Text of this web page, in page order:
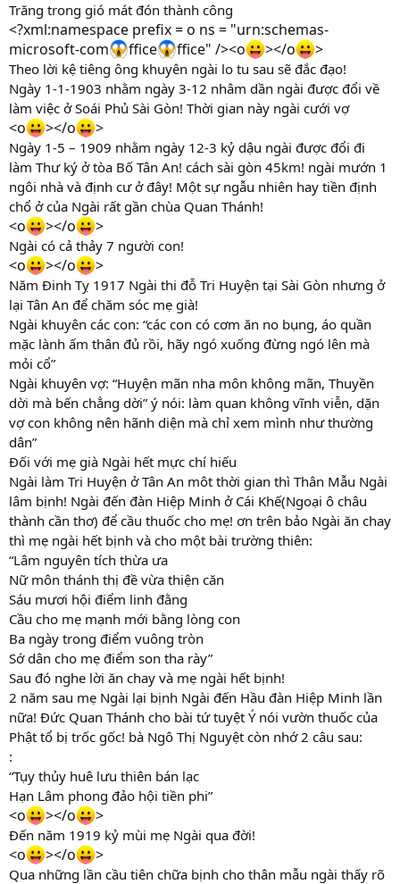
Trăng trong gió mát đón thành công
<?xml:namespace prefix = o ns = "urn:schemas-
microsoft-com
ffice ffice" /><o ></o >
Theo lời kệ tiêng ông khuyên ngài lo tu sau sẽ đắc đạo!
Ngày 1-1-1903 nhằm ngày 3-12 nhâm dần ngài được đổi về
làm việc ở Soái Phủ Sài Gòn! Thời gian này ngài cưới vợ
<o ></o >
Ngày 1-5 – 1909 nhằm ngày 12-3 kỷ dậu ngài được đổi đi
làm Thư ký ở tòa Bố Tân An! cách sài gòn 45km! ngài mướn 1
ngôi nhà và định cư ở đây! Một sự ngẫu nhiên hay tiền định
chổ ở của Ngài rất gần chùa Quan Thánh!
<o ></o >
Ngài có cả thảy 7 người con!
<o ></o >
Năm Đinh Tỵ 1917 Ngài thi đỗ Tri Huyện tại Sài Gòn nhưng ở
lại Tân An để chăm sóc mẹ già!
Ngài khuyên các con: “các con có cơm ăn no bụng, áo quần
mặc lành ấm thân đủ rồi, hãy ngó xuống đừng ngó lên mà
mỏi cổ”
Ngài khuyên vợ: “Huyện mãn nha môn không mãn, Thuyền
dời mà bến chẳng dời” ý nói: làm quan không vĩnh viễn, dặn
vợ con không nên hãnh diện mà chỉ xem mình như thường
dân”
Đối với mẹ già Ngài hết mực chí hiếu
Ngài làm Tri Huyện ở Tân An môt thời gian thì Thân Mẫu Ngài
lâm bịnh! Ngài đến đàn Hiệp Minh ở Cái Khế(Ngoại ô châu
thành cần thơ) để cầu thuốc cho mẹ! ơn trên bảo Ngài ăn chay
thì mẹ ngài hết bịnh và cho một bài trường thiên:
“Lâm nguyên tích thừa ưa
Nữ môn thánh thị đề vừa thiện căn
Sáu mươi hội điểm linh đằng
Cầu cho mẹ mạnh mới bằng lòng con
Ba ngày trong điểm vuông tròn
Sớ dân cho mẹ điểm son tha rày”
Sau đó nghe lời ăn chay và mẹ ngài hết bịnh!
2 năm sau mẹ Ngài lại bịnh Ngài đến Hầu đàn Hiệp Minh lần
nữa! Đức Quan Thánh cho bài tứ tuyệt Ý nói vườn thuốc của
Phật tổ bị trốc gốc! bà Ngô Thị Nguyệt còn nhớ 2 câu sau:
:
“Tụy thủy huê lưu thiên bán lạc
Hạn Lâm phong đảo hội tiền phi”
<o ></o >
Đến năm 1919 kỷ mùi mẹ Ngài qua đời!
<o ></o >
Qua những lần cầu tiên chữa bịnh cho thân mẫu ngài thấy rõ